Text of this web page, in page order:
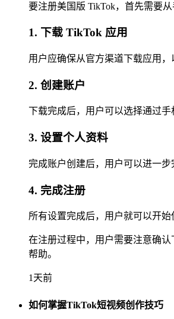
要注册美国版 TikTok，首先需要
1. 下载 TikTok 应用
用户应确保从官方渠道下载应用
2. 创建账户
下载完成后，用户可以选择通过手
3. 设置个人资料
完成账户创建后，用户可以进一
4. 完成注册
所有设置完成后，用户就可以开始
在注册过程中，用户需要注意确
帮助。
1天前
如何掌握TikTok短视频创作技巧